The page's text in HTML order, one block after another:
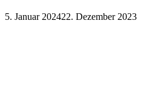
5. Januar 202422. Dezember 2023